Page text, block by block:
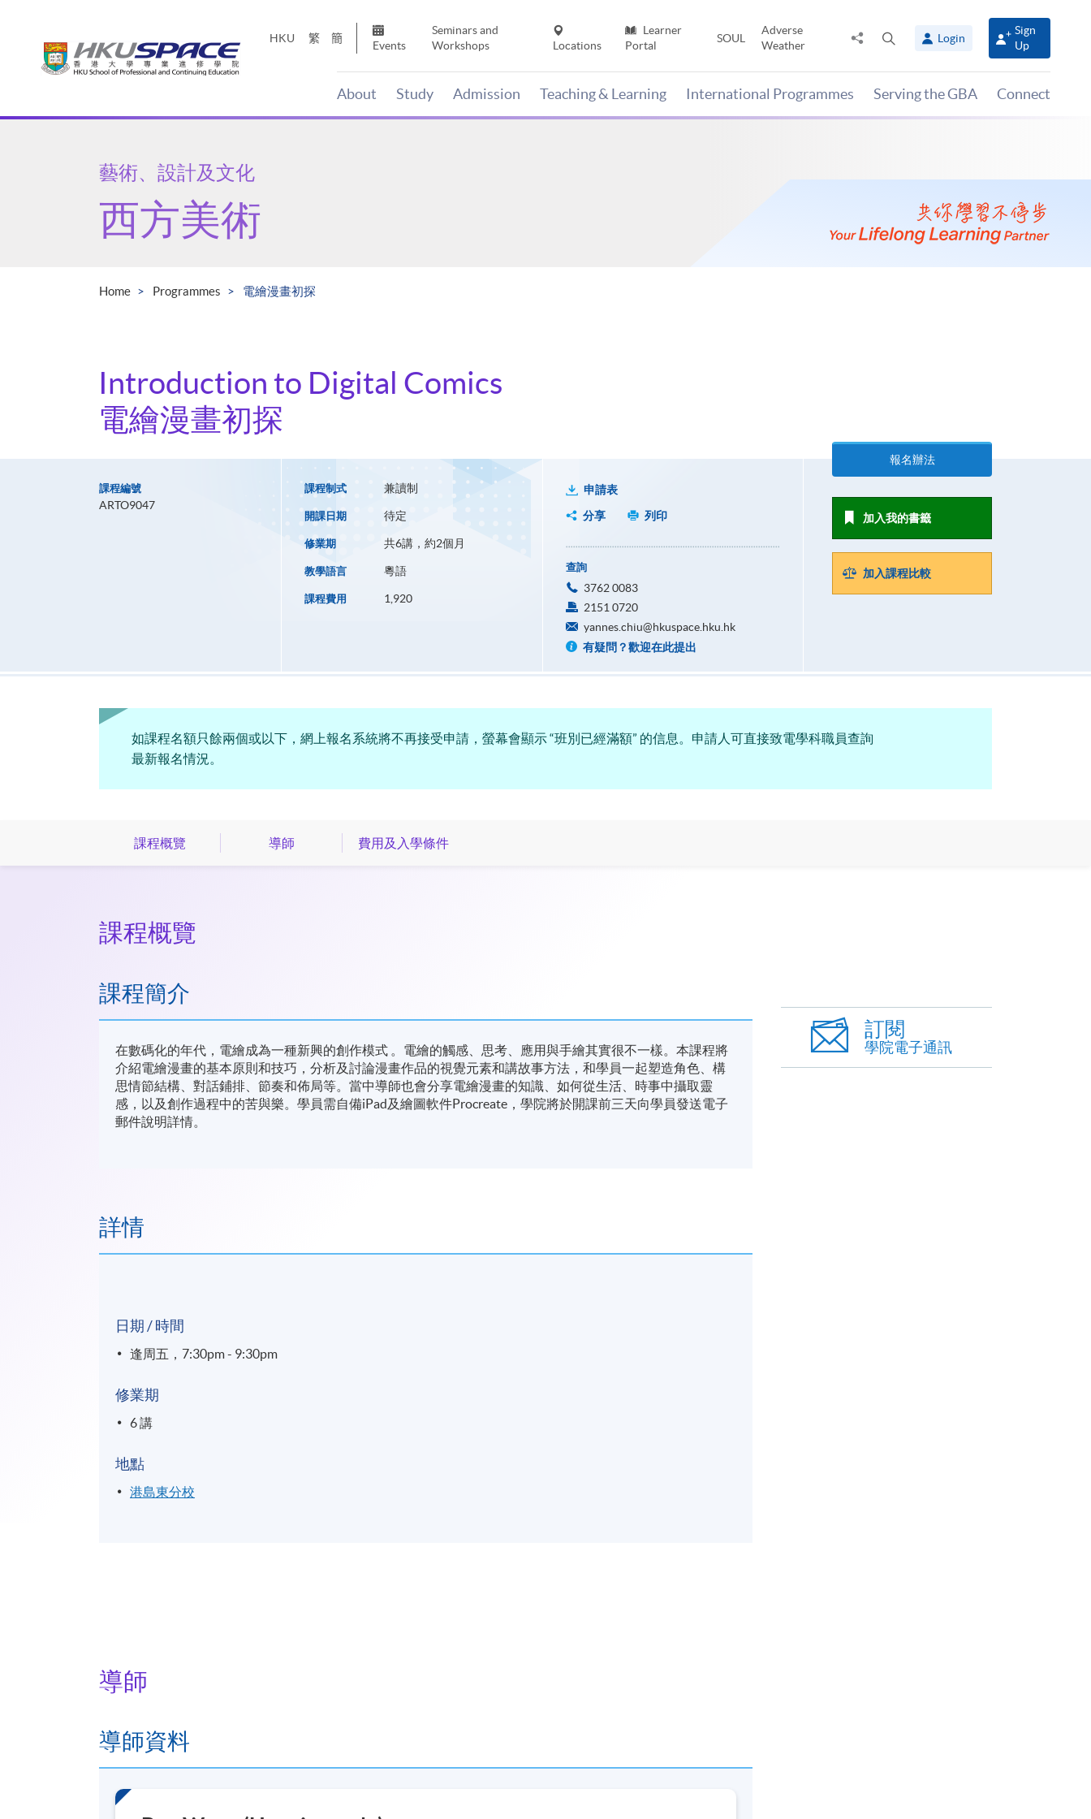
HKU 繁 簡
Events
Seminars and
Workshops
Locations
Learner
Portal
SOUL
Adverse
Weather
Share
panel
Login
Sign
Up
About Study Admission Teaching & Learning International Programmes Serving the GBA Connect
Main
藝術、設計及文化
西方美術
Home Programmes 電繪漫畫初探
Introduction to Digital Comics
電繪漫畫初探
課程編號
ARTO9047
課程制式 兼讀制
開課日期 待定
修業期 共6講，約2個月
教學語言 粵語
課程費用 1,920
申請表
分享
列印
查詢
3762 0083
2151 0720
yannes.chiu@hkuspace.hku.hk
有疑問？歡迎在此提出
報名辦法
加入我的書籤
加入課程比較
如課程名額只餘兩個或以下，網上報名系統將不再接受申請，螢幕會顯示 “班別已經滿額” 的信息。申請人可直接致電學科職員查詢
最新報名情況。
課程概覽 導師 費用及入學條件
課程概覽
課程簡介
在數碼化的年代，電繪成為一種新興的創作模式 。電繪的觸感、思考、應用與手繪其實很不一樣。本課程將
介紹電繪漫畫的基本原則和技巧，分析及討論漫畫作品的視覺元素和講故事方法，和學員一起塑造角色、構
思情節結構、對話鋪排、節奏和佈局等。當中導師也會分享電繪漫畫的知識、如何從生活、時事中攝取靈
感，以及創作過程中的苦與樂。學員需自備iPad及繪圖軟件Procreate，學院將於開課前三天向學員發送電子
郵件說明詳情。
詳情
日期 / 時間
逢周五，7:30pm - 9:30pm
修業期
6 講
地點
港島東分校
導師
導師資料
訂閱
學院電子通訊